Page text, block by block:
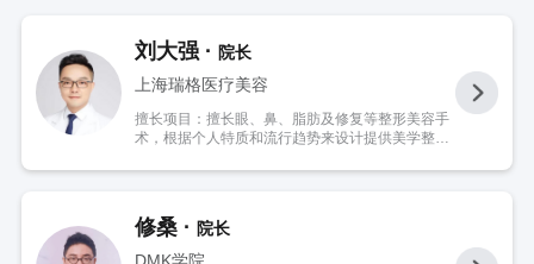
刘大强 ·院长
上海瑞格医疗美容
擅长项目：擅长眼、鼻、脂肪及修复等整形美容手
术，根据个人特质和流行趋势来设计提供美学整形
化整形美容的需求。
修桑 ·院长
DMK学院